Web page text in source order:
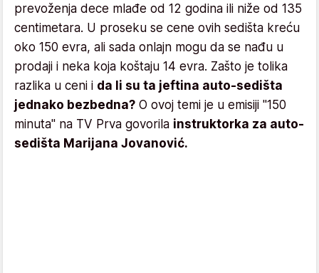
prevoženja dece mlađe od 12 godina ili niže od 135
centimetara. U proseku se cene ovih sedišta kreću
oko 150 evra, ali sada onlajn mogu da se nađu u
prodaji i neka koja koštaju 14 evra. Zašto je tolika
razlika u ceni i da li su ta jeftina auto-sedišta
jednako bezbedna? O ovoj temi je u emisiji "150
minuta" na TV Prva govorila instruktorka za auto-
sedišta Marijana Jovanović.